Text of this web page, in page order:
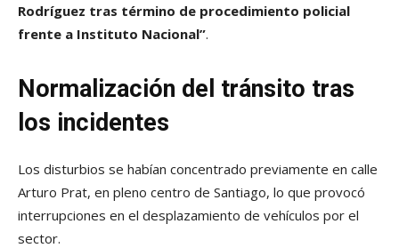
Rodríguez tras término de procedimiento policial
frente a Instituto Nacional”.
Normalización del tránsito tras
los incidentes
Los disturbios se habían concentrado previamente en calle
Arturo Prat, en pleno centro de Santiago, lo que provocó
interrupciones en el desplazamiento de vehículos por el
sector.